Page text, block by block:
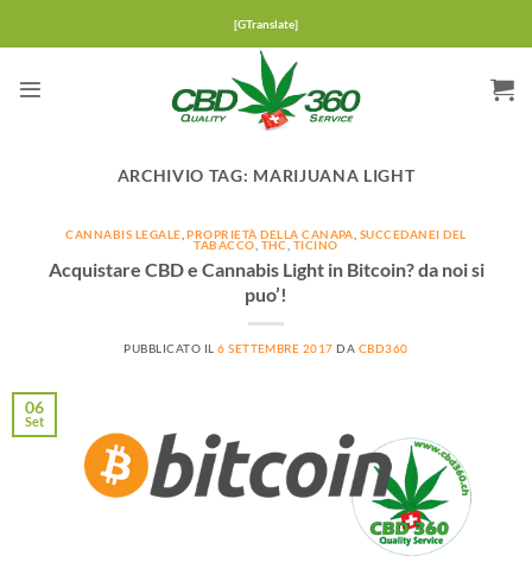
[GTranslate]
ARCHIVIO TAG: MARIJUANA LIGHT
CANNABIS LEGALE ,PROPRIETÀ DELLA CANAPA SUCCEDANEI DEL
TABACCO THC TICINO
Acquistare CBD e Cannabis Light in Bitcoin? da noi si
puo’!
PUBBLICATO IL6 SETTEMBRE 2017 DA CBD360
06
Set